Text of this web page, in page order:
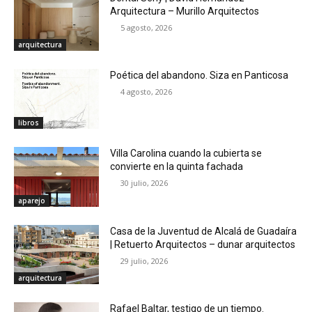
arquitectura
Arquitectura – Murillo Arquitectos
5 agosto, 2026
libros
Poética del abandono. Siza en Panticosa
4 agosto, 2026
aparejo
Villa Carolina cuando la cubierta se
convierte en la quinta fachada
30 julio, 2026
arquitectura
Casa de la Juventud de Alcalá de Guadaíra
| Retuerto Arquitectos – dunar arquitectos
29 julio, 2026
Rafael Baltar, testigo de un tiempo.